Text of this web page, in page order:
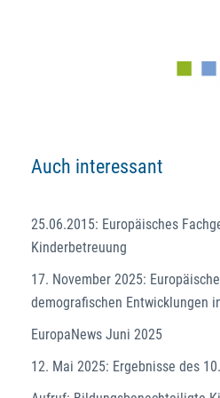
Auch interessant
25.06.2015: Europäisches
Kinderbetreuung
17. November 2025:
demografischen Entwicklungen
EuropaNews Juni 2025
12. Mai 2025: Ergebnisse des